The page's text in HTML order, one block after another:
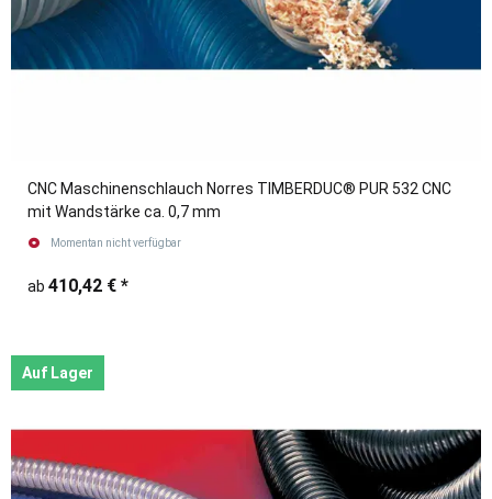
CNC Maschinenschlauch Norres TIMBERDUC® PUR 532 CNC
mit Wandstärke ca. 0,7 mm
Momentan nicht verfügbar
ab 410,42 € *
Auf Lager